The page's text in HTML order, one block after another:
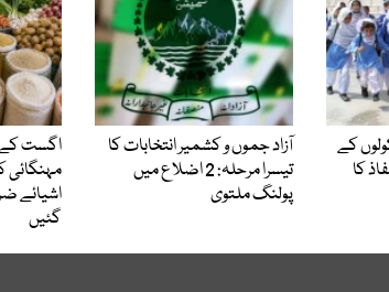
کے
کا
آزاد جموں و کشمیر انتخابات کا
تیسرا مرحلہ: 2 اضلاع میں
پولنگ ملتوی
اگست
اشیائے
گئیں